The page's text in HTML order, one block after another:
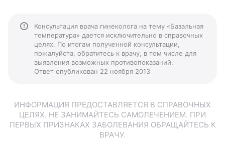
Консультация врача гинеколога на тему «Базальная
температура» дается исключительно в справочных
целях. По итогам полученной консультации,
пожалуйста, обратитесь к врачу, в том числе для
выявления возможных противопоказаний.
Ответ опубликован 22 ноября 2013
ИНФОРМАЦИЯ ПРЕДОСТАВЛЯЕТСЯ В СПРАВОЧНЫХ
ЦЕЛЯХ. НЕ ЗАНИМАЙТЕСЬ САМОЛЕЧЕНИЕМ. ПРИ
ПЕРВЫХ ПРИЗНАКАХ ЗАБОЛЕВАНИЯ ОБРАЩАЙТЕСЬ К
ВРАЧУ.